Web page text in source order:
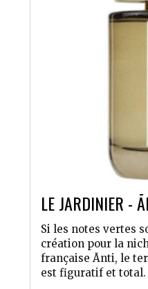
LE JARDINIER -
Si les notes vertes
création pour la
française Ānti, le
est figuratif et total.